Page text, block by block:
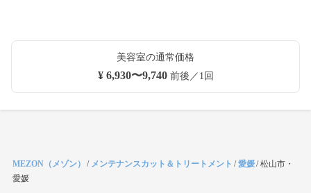
美容室の通常価格
¥ 6,930〜9,740前後／1回
MEZON（メゾン） / メンテナンスカット＆トリートメント /愛媛/松山市・
愛媛